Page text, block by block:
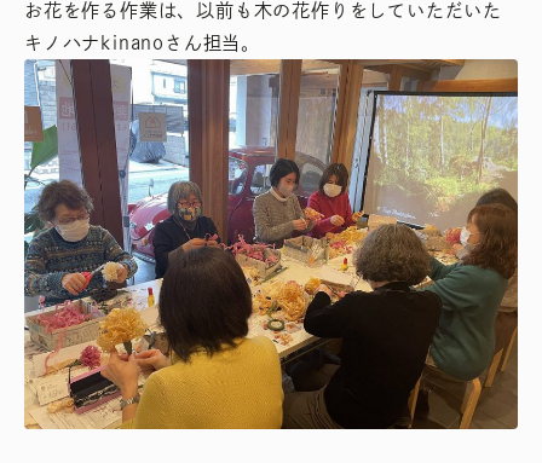
お花を作る作業は、以前も木の花作りをしていただいた
キノハナkinanoさん担当。